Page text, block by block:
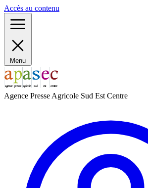
Accès au contenu
Menu
Agence Presse Agricole Sud Est Centre
Panneau de gestion des cookies